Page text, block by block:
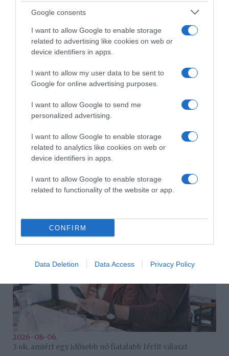
Google consents
I want to allow Google to enable storage
related to advertising like cookies on web or
device identifiers in apps.
I want to allow my user data to be sent to
Google for online advertising purposes.
I want to allow Google to send me
personalized advertising.
I want to allow Google to enable storage
related to analytics like cookies on web or
device identifiers in apps.
I want to allow Google to enable storage
related to functionality of the website or app.
CONFIRM
Data Deletion Data Access Privacy Policy
gondozás nélkül teszik különlegessé a kertedet. Elég
egyszer ültetni őket, és minden évben újra virágba borul
a természet – magától, neked csak gyönyörködnöd kell.
Ha szereted a látványos, mégis egyszerű megoldásokat,
válassz közülük néhányat, és élvezd a kerted csodáit
egész évben!
Korábbi bejegyzések Következő bejegyzés
HASONLÓ BEJEGYZÉSEK
2026-08-06.
3 ok, amiért egy idősebb nő fiatalabb férfit választ